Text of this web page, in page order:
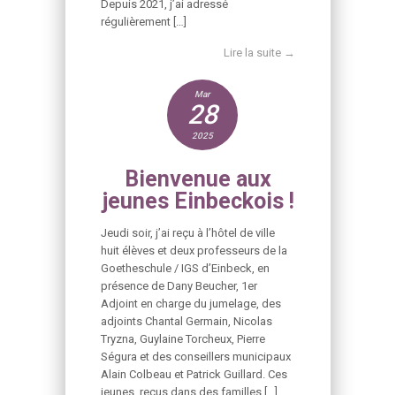
Depuis 2021, j’ai adressé
régulièrement […]
Lire la suite →
Mar
28
2025
Bienvenue aux
jeunes Einbeckois !
Jeudi soir, j’ai reçu à l’hôtel de ville
huit élèves et deux professeurs de la
Goetheschule / IGS d’Einbeck, en
présence de Dany Beucher, 1er
Adjoint en charge du jumelage, des
adjoints Chantal Germain, Nicolas
Tryzna, Guylaine Torcheux, Pierre
Ségura et des conseillers municipaux
Alain Colbeau et Patrick Guillard. Ces
jeunes, reçus dans des familles […]